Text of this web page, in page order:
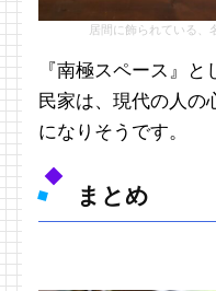
居間に飾られている、
『南極スペース』
民家は、現代の人の
になりそうです。
まとめ